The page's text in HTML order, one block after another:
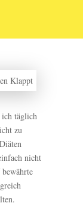
täglich
zu
nicht